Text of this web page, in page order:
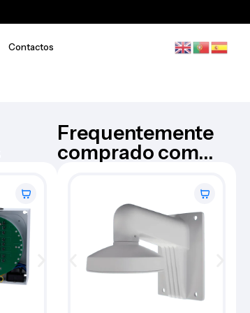
Contactos
Dispositivo de conferencia –
AW-S100
Frequentemente
comprado com...